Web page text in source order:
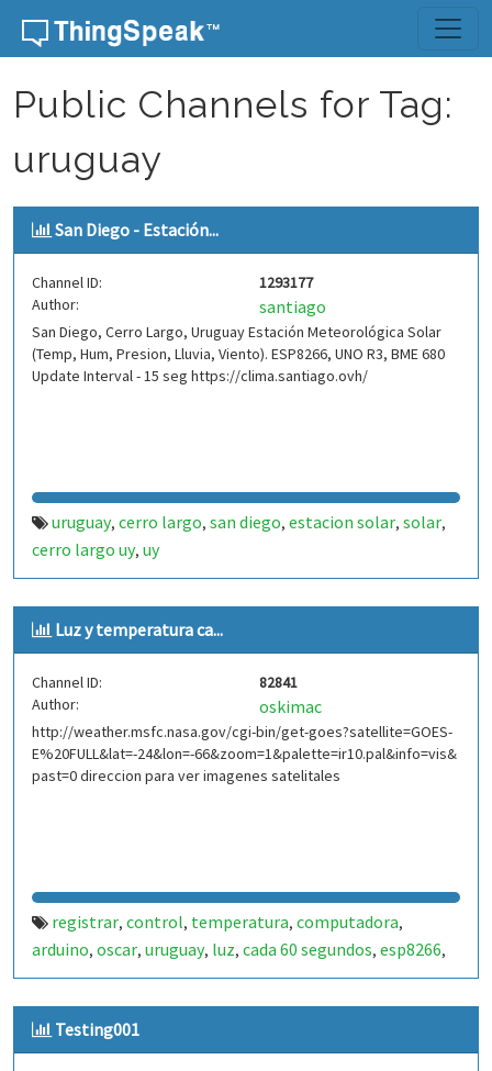
Skip to content
Public Channels for Tag:
uruguay
San Diego - Estación...
Channel ID:
1293177
Author:
santiago
San Diego, Cerro Largo, Uruguay Estación Meteorológica Solar
(Temp, Hum, Presion, Lluvia, Viento). ESP8266, UNO R3, BME 680
Update Interval - 15 seg https://clima.santiago.ovh/
uruguay, cerro largo, san diego, estacion solar, solar,
cerro largo uy, uy
Luz y temperatura ca...
Channel ID:
82841
Author:
oskimac
http://weather.msfc.nasa.gov/cgi-bin/get-goes?satellite=GOES-
E%20FULL&lat=-24&lon=-66&zoom=1&palette=ir10.pal&info=vis&
past=0 direccion para ver imagenes satelitales
registrar, control, temperatura, computadora,
arduino, oscar, uruguay, luz, cada 60 segundos, esp8266,
wifi
Testing001